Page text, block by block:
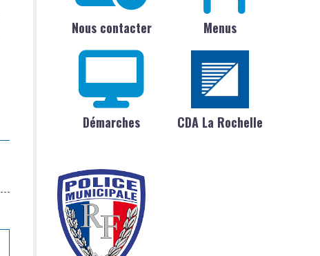
Nous contacter Menus
Démarches CDA La Rochelle